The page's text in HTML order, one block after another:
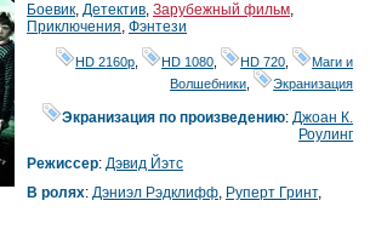
Боевик, Детектив, Зарубежный фильм,
Приключения, Фэнтези
HD 2160р HD 1080 HD 720
Маги и
Волшебники
Экранизация
Экранизация по произведению:Джоан К.
Роулинг
Режиссер: Дэвид Йэтс
В ролях: Дэниэл Рэдклифф, Руперт Гринт,